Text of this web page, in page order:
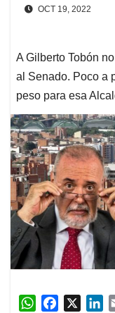
OCT 19, 2022
A Gilberto Tobón
al Senado. Poco a
peso para esa
W